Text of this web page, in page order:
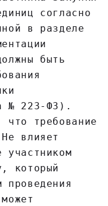
согласно
в разделе
быть
№ 223-ФЗ).
что требование
влияет
участником
который
проведения